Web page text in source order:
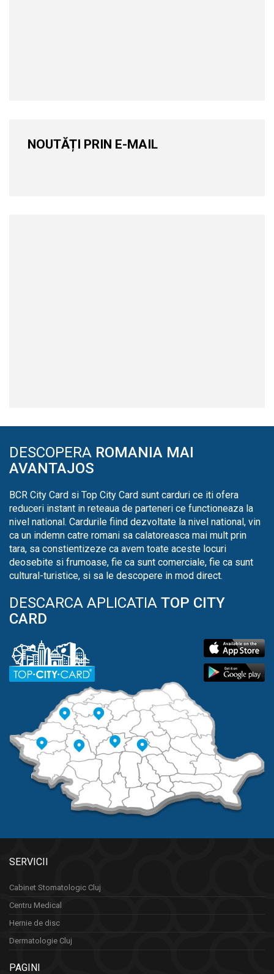
NOUTĂȚI PRIN E-MAIL
DESCOPERA ROMANIA MAI
AVANTAJOS
BCR City Card si Top City Card sunt carduri ce iti ofera
reduceri instant in reteaua de parteneri ce functioneaza la
nivel national. Cardurile fiind dezvoltate la nivel national, vin
ca un indemn catre romani sa calatoreasca mai mult prin
tara, sa constientizeze ca avem toate aceste locuri
deosebite si frumoase, fie ca sunt comerciale, fie ca sunt
cultural-turistice, si sa le descopere in mod direct.
DESCARCA APLICATIA TOP CITY
CARD
SERVICII
Cabinet Stomatologic Cluj
Centru Medical
Hernie de disc
Dermatologie Cluj
PAGINI